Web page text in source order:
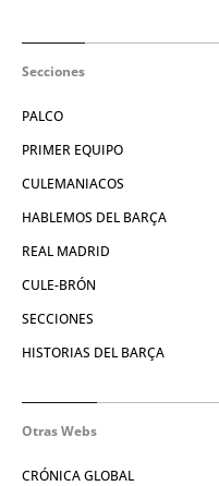
Secciones
PALCO
PRIMER EQUIPO
CULEMANIACOS
HABLEMOS DEL BARÇA
REAL MADRID
CULE-BRÓN
SECCIONES
HISTORIAS DEL BARÇA
Otras Webs
CRÓNICA GLOBAL